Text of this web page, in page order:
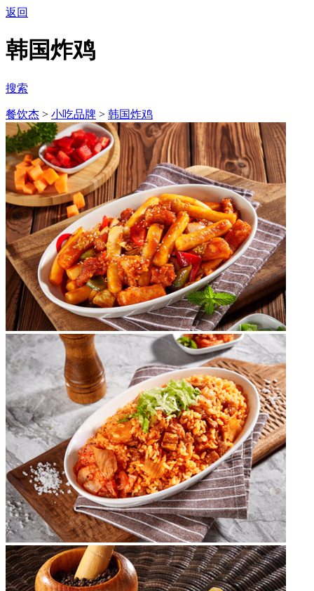
返回
韩国炸鸡
搜索
餐饮杰 > 小吃品牌 > 韩国炸鸡